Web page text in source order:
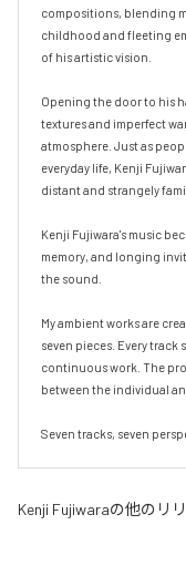
compositions, blending
childhood and fleeting
of his artistic vision.
Opening the door to his
textures and imperfect
atmosphere. Just as
everyday life, Kenji
distant and strangely
Kenji Fujiwara's music
memory, and longing
the sound.
My ambient works are
seven pieces. Every
continuous work. The
between the individual
Seven tracks, seven
Kenji Fujiwaraの他のリ